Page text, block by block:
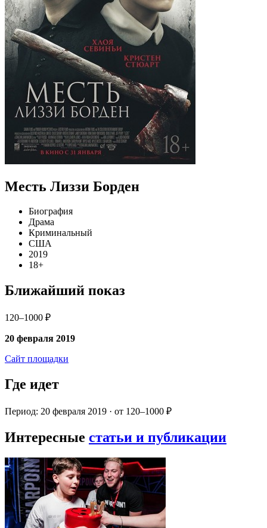
Месть Лиззи Борден
Биография
Драма
Криминальный
США
2019
18+
Ближайший показ
120–1000 ₽
20 февраля 2019
Сайт площадки
Где идет
Период: 20 февраля 2019 · от 120–1000 ₽
Интересные статьи и публикации